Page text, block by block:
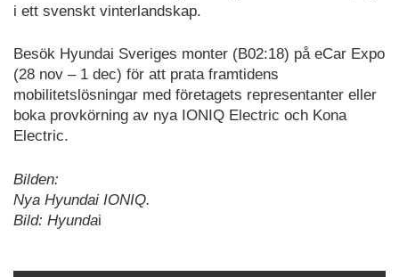
i ett svenskt vinterlandskap.
Besök Hyundai Sveriges monter (B02:18) på eCar Expo
(28 nov – 1 dec) för att prata framtidens
mobilitetslösningar med företagets representanter eller
boka provkörning av nya IONIQ Electric och Kona
Electric.
Bilden:
Nya Hyundai IONIQ.
Bild: Hyundai